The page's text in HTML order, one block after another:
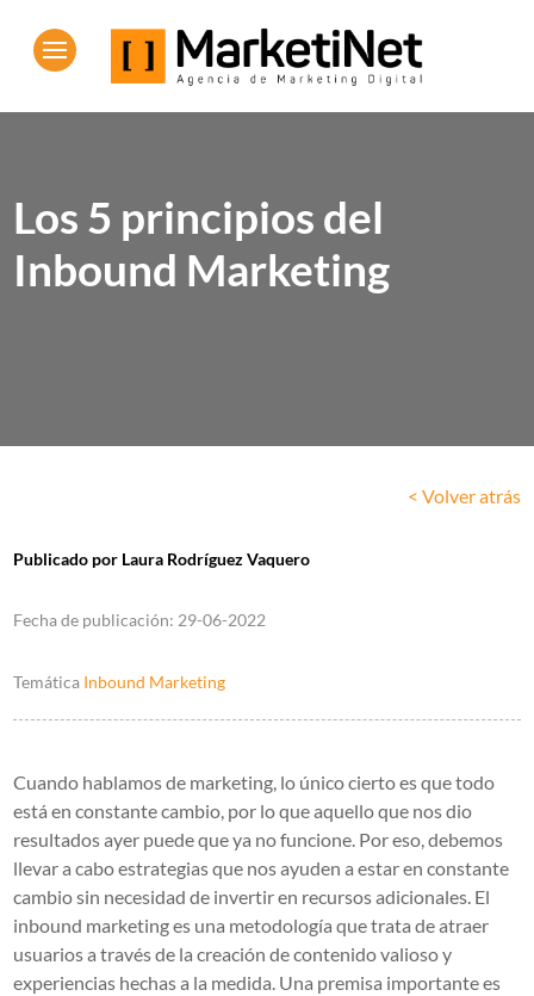
Los 5 principios del
Inbound Marketing
< Volver atrás
Publicado por Laura Rodríguez Vaquero
Fecha de publicación:29-06-2022
Temática Inbound Marketing
Cuando hablamos de marketing, lo único cierto es que todo
está en constante cambio, por lo que aquello que nos dio
resultados ayer puede que ya no funcione. Por eso, debemos
llevar a cabo estrategias que nos ayuden a estar en constante
cambio sin necesidad de invertir en recursos adicionales. El
inbound marketing es una metodología que trata de atraer
usuarios a través de la creación de contenido valioso y
experiencias hechas a la medida. Una premisa importante es